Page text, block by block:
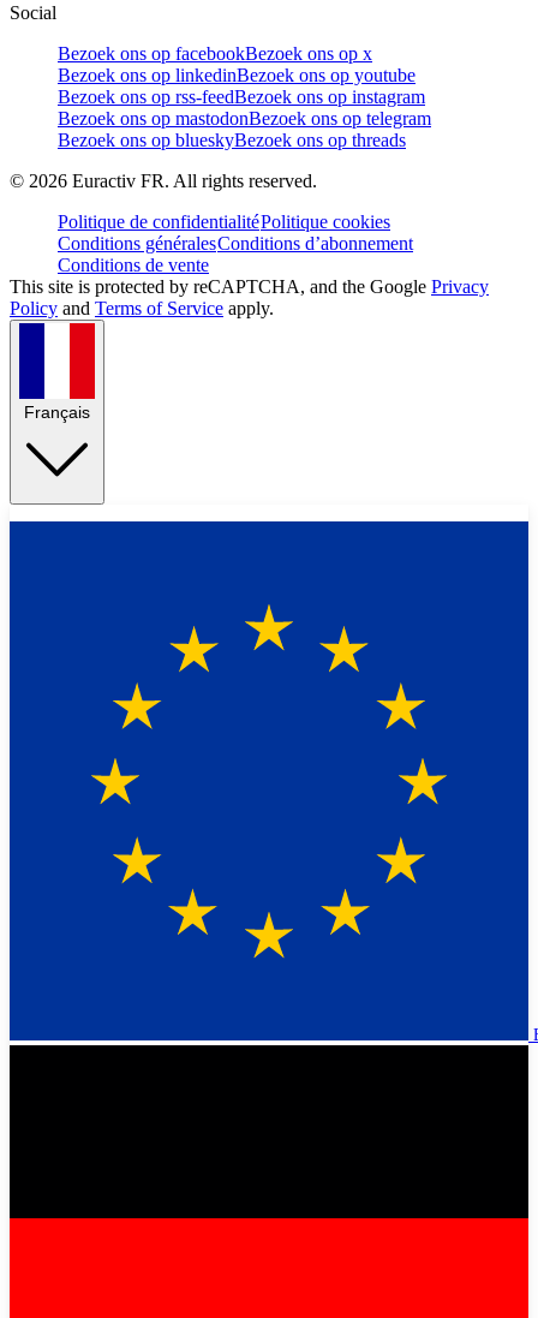
Social
Bezoek ons op facebookBezoek ons op x
Bezoek ons op linkedinBezoek ons op youtube
Bezoek ons op rss-feedBezoek ons op instagram
Bezoek ons op mastodonBezoek ons op telegram
Bezoek ons op blueskyBezoek ons op threads
© 2026 Euractiv FR. All rights reserved.
Politique de confidentialitéPolitique cookies
Conditions généralesConditions d’abonnement
Conditions de vente
This site is protected by reCAPTCHA, and the Google Privacy
Policy and Terms of Service apply.
Français